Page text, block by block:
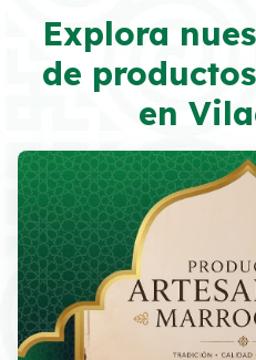
Explora
de
en